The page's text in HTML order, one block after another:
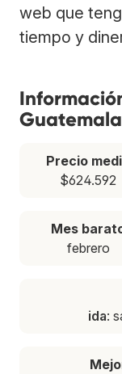
web que
tiempo y
Guatemala
Precio
$624.592
Mes
febrero
ida: